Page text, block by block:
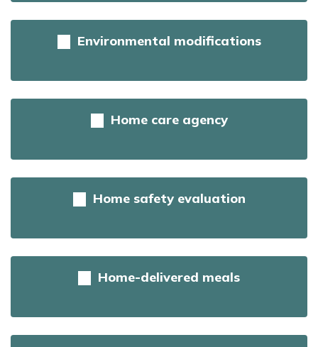
Environmental modifications
Home care agency
Home safety evaluation
Home-delivered meals